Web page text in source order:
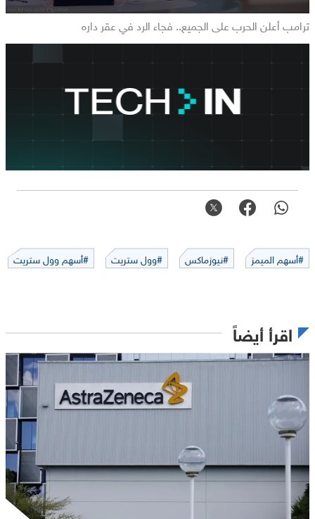
ترامب أعلن الحرب على الجميع.. فجاء الرد في عقر داره
#أسهم الميمز #نيوزماكس #وول ستريت #أسهم وول ستريت
اقرأ أيضاً